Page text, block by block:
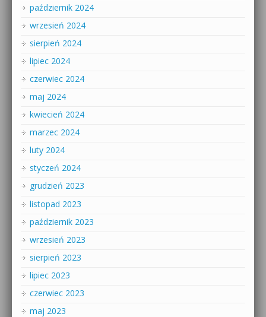
październik 2024
wrzesień 2024
sierpień 2024
lipiec 2024
czerwiec 2024
maj 2024
kwiecień 2024
marzec 2024
luty 2024
styczeń 2024
grudzień 2023
listopad 2023
październik 2023
wrzesień 2023
sierpień 2023
lipiec 2023
czerwiec 2023
maj 2023